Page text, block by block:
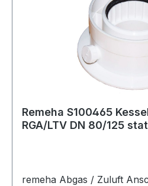
Remeha S100465
RGA/LTV DN 80/125
remeha Abgas / Zuluft